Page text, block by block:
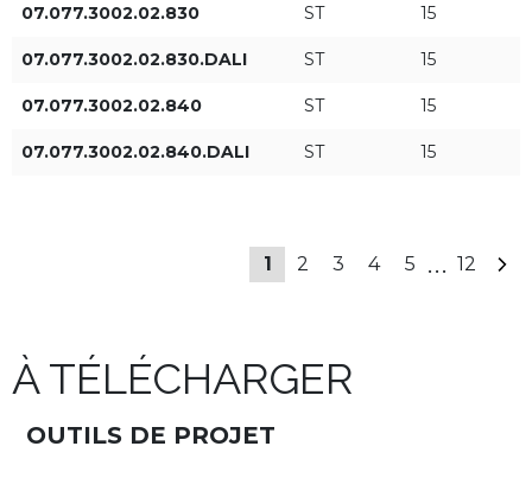
07.077.3002.02.830 ST 15
07.077.3002.02.830.DALI ST 15
07.077.3002.02.840 ST 15
07.077.3002.02.840.DALI ST 15
1 2 3 4 5 ... 12
À TÉLÉCHARGER
OUTILS DE PROJET